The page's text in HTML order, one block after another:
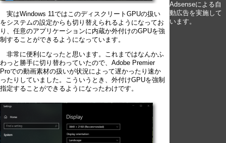
実はWindows 11ではこのディスクリートGPUの扱い
をシステムの設定からも切り替えられるようになってお
り、任意のアプリケーションに内蔵か外付けのGPUを強
制することができるようになっています。
非常に便利になったと思います。これまではなんかふ
わっと勝手に切り替わっていたので、Adobe Premier
Proでの動画素材の扱いが状況によって遅かったり速か
ったりしていました。こういうとき、外付けGPUを強制
指定することができるようになったわけです。
Adsenseによる自
動広告を実施して
います。